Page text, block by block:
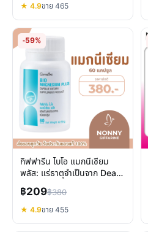
★ 4.9ขาย 465
-59%
กิฟฟารีน ไบโอ แมกนีเซียม
พลัส: แร่ธาตุจำเป็นจาก Dead
Sea เพื่อสุขภาพที่ดีกว่า
฿209฿380
★ 4.9ขาย 455